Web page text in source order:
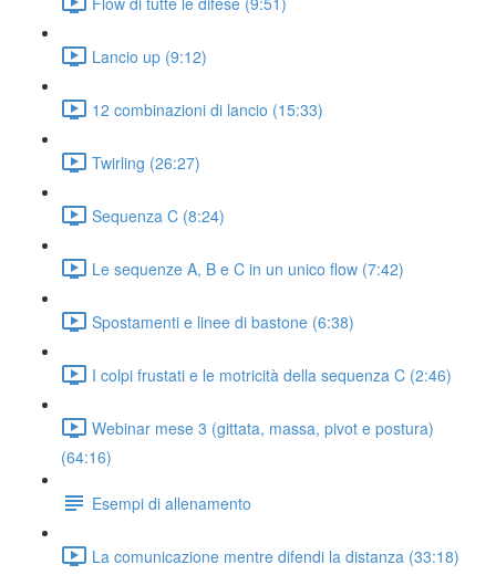
Lancio up (9:12)
12 combinazioni di lancio (15:33)
Twirling (26:27)
Sequenza C (8:24)
Le sequenze A, B e C in un unico flow (7:42)
Spostamenti e linee di bastone (6:38)
I colpi frustati e le motricità della sequenza C (2:46)
Webinar mese 3 (gittata, massa, pivot e postura)
(64:16)
Esempi di allenamento
La comunicazione mentre difendi la distanza (33:18)